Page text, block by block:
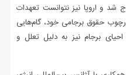
خارج شد و اروپا نیز نتوانست تعهدات
حقوق برجامی خود، گام‌هایی
برجام نیز به دلیل تعلل و